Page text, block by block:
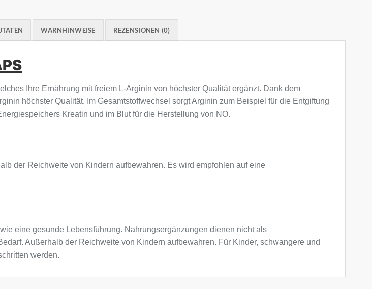
WARNHINWEISE REZENSIONEN (0)
Ihre Ernährung mit freiem L-Arginin von höchster Qualität ergänzt. Dank dem
höchster Qualität. Im Gesamtstoffwechsel sorgt Arginin zum Beispiel für die Entgiftung
Kreatin und im Blut für die Herstellung von NO.
der Reichweite von Kindern aufbewahren. Es wird empfohlen auf eine
eine gesunde Lebensführung. Nahrungsergänzungen dienen nicht als
Außerhalb der Reichweite von Kindern aufbewahren. Für Kinder, schwangere und
werden.